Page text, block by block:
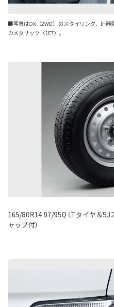
■写真はDX（2WD）のスタイリング、計器
カメタリック〈1E7〉。
165/80R14 97/95Q LTタイヤ＆5J
ャップ付）